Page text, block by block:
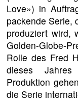
Love») in
packende Serie,
produziert wird,
Golden-
Rolle des Fred
dieses
Produktion
die Serie